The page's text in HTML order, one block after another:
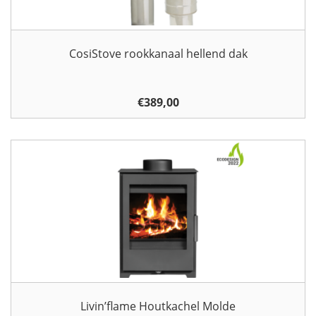
CosiStove rookkanaal hellend dak
€389,00
Livin’flame Houtkachel Molde